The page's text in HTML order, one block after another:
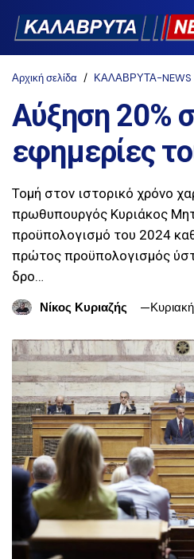
Αρχική σελίδα ΚΑΛΑΒΡΥΤΑ-NEWS
Αύξηση 20%
εφημερίες
Τομή στον ιστορικό χρόνο
πρωθυπουργός Κυριάκος
προϋπολογισμό του 2024
πρώτος προϋπολογισμός
δρο…
Νίκος Κυριαζής